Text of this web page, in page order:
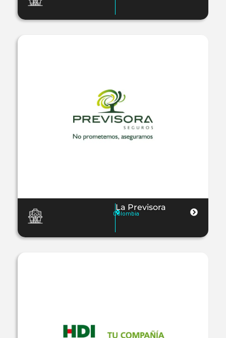
La Previsora
Colombia